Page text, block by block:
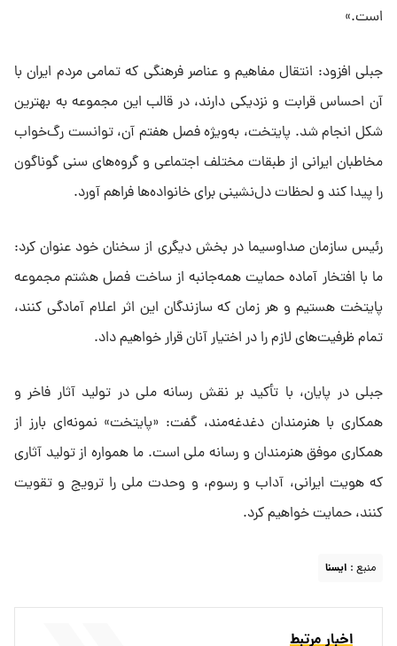
است.»
جبلی افزود: انتقال مفاهیم و عناصر فرهنگی که تمامی مردم ایران با
آن احساس قرابت و نزدیکی دارند، در قالب این مجموعه به بهترین
شکل انجام شد. پایتخت، به‌ویژه فصل هفتم آن، توانست رگ‌خواب
مخاطبان ایرانی از طبقات مختلف اجتماعی و گروه‌های سنی گوناگون
را پیدا کند و لحظات دل‌نشینی برای خانواده‌ها فراهم آورد.
رئیس سازمان صداوسیما در بخش دیگری از سخنان خود عنوان کرد:
ما با افتخار آماده حمایت همه‌جانبه از ساخت فصل هشتم مجموعه
پایتخت هستیم و هر زمان که سازندگان این اثر اعلام آمادگی کنند،
تمام ظرفیت‌های لازم را در اختیار آنان قرار خواهیم داد.
جبلی در پایان، با تأکید بر نقش رسانه ملی در تولید آثار فاخر و
همکاری با هنرمندان دغدغه‌مند، گفت: «پایتخت» نمونه‌ای بارز از
همکاری موفق هنرمندان و رسانه ملی است. ما همواره از تولید آثاری
که هویت ایرانی، آداب و رسوم، و وحدت ملی را ترویج و تقویت
کنند، حمایت خواهیم کرد.
منبع : ايسنا
اخبار مرتبط